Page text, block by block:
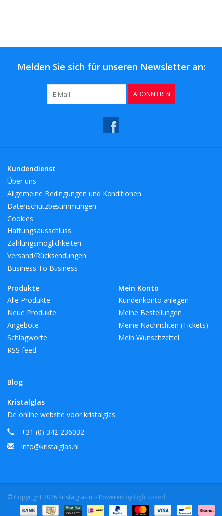
Melden Sie sich für unseren Newsletter an:
ABONNIEREN
Kundendienst
Über uns
Allgemeine Bedingungen und Konditionen
Datenschutzbestimmungen
Cookies
Haftungsausschluss
Zahlungsmöglichkeiten
Versand/Rücksendungen
Business To Business
Produkte
Alle Produkte
Neue Produkte
Angebote
Schlagworte
RSS feed
Blog
Mein Konto
Kundenkonto anlegen
Meine Bestellungen
Meine Nachrichten (Tickets)
Mein Wunschzettel
Kristalglas
De online website voor kristalglas
+31 (0) 342-236032
info@kristalglas.nl
© Copyright 2026 Kristalglas.nl - Powered by Lightspeed